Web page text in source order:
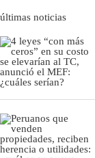
últimas noticias